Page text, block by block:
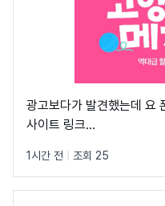
광고보다가 발견했는데 요 폰
사이트 링크
shopping-
1시간 전 조회 25